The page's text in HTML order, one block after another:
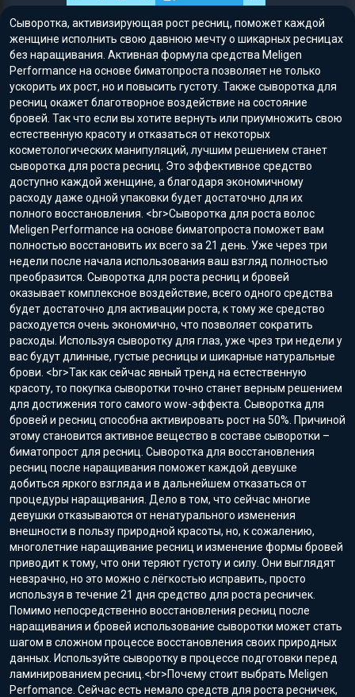
Сыворотка, активизирующая рост ресниц, поможет каждой
женщине исполнить свою давнюю мечту о шикарных ресницах
без наращивания. Активная формула средства Meligen
Performance на основе биматопроста позволяет не только
ускорить их рост, но и повысить густоту. Также сыворотка для
ресниц окажет благотворное воздействие на состояние
бровей. Так что если вы хотите вернуть или приумножить свою
естественную красоту и отказаться от некоторых
косметологических манипуляций, лучшим решением станет
сыворотка для роста ресниц. Это эффективное средство
доступно каждой женщине, а благодаря экономичному
расходу даже одной упаковки будет достаточно для их
полного восстановления. <br>Сыворотка для роста волос
Meligen Performance на основе биматопроста поможет вам
полностью восстановить их всего за 21 день. Уже через три
недели после начала использования ваш взгляд полностью
преобразится. Сыворотка для роста ресниц и бровей
оказывает комплексное воздействие, всего одного средства
будет достаточно для активации роста, к тому же средство
расходуется очень экономично, что позволяет сократить
расходы. Используя сыворотку для глаз, уже чрез три недели у
вас будут длинные, густые ресницы и шикарные натуральные
брови. <br>Так как сейчас явный тренд на естественную
красоту, то покупка сыворотки точно станет верным решением
для достижения того самого wow-эффекта. Сыворотка для
бровей и ресниц способна активировать рост на 50%. Причиной
этому становится активное вещество в составе сыворотки –
биматопрост для ресниц. Сыворотка для восстановления
ресниц после наращивания поможет каждой девушке
добиться яркого взгляда и в дальнейшем отказаться от
процедуры наращивания. Дело в том, что сейчас многие
девушки отказываются от ненатурального изменения
внешности в пользу природной красоты, но, к сожалению,
многолетние наращивание ресниц и изменение формы бровей
приводит к тому, что они теряют густоту и силу. Они выглядят
невзрачно, но это можно с лёгкостью исправить, просто
используя в течение 21 дня средство для роста ресничек.
Помимо непосредственно восстановления ресниц после
наращивания и бровей использование сыворотки может стать
шагом в сложном процессе восстановления своих природных
данных. Используйте сыворотку в процессе подготовки перед
ламинированием ресниц.<br>Почему стоит выбрать Meligen
Perfomance. Сейчас есть немало средств для роста ресничек,